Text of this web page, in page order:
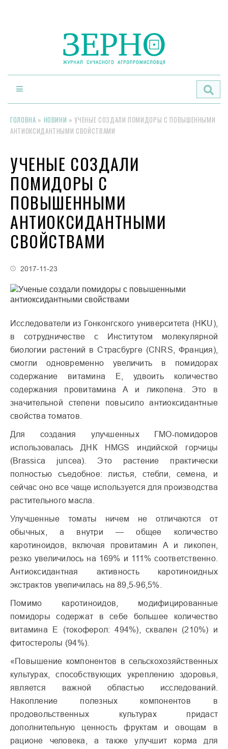
ГОЛОВНА » НОВИНИ » УЧЕНЫЕ СОЗДАЛИ ПОМИДОРЫ С ПОВЫШЕННЫМИ
АНТИОКСИДАНТНЫМИ СВОЙСТВАМИ
УЧЕНЫЕ СОЗДАЛИ
ПОМИДОРЫ С
ПОВЫШЕННЫМИ
АНТИОКСИДАНТНЫМИ
СВОЙСТВАМИ
2017-11-23
Исследователи из Гонконгского университета (HKU),
в сотрудничестве с Институтом молекулярной
биологии растений в Страсбурге (CNRS, Франция),
смогли одновременно увеличить в помидорах
содержание витамина Е, удвоить количество
содержания провитамина А и ликопена. Это в
значительной степени повысило антиоксидантные
свойства томатов.
Для создания улучшенных ГМО-помидоров
использовалась ДНК HMGS индийской горчицы
(Brassica juncea). Это растение практически
полностью съедобное: листья, стебли, семена, и
сейчас оно все чаще используется для производства
растительного масла.
Улучшенные томаты ничем не отличаются от
обычных, а внутри — общее количество
каротиноидов, включая провитамин А и ликопен,
резко увеличилось на 169% и 111% соответственно.
Антиоксидантная активность каротиноидных
экстрактов увеличилась на 89,5-96,5%.
Помимо каротиноидов, модифицированные
помидоры содержат в себе большее количество
витамина Е (токоферол: 494%), сквален (210%) и
фитостеролы (94%).
«Повышение компонентов в сельскохозяйственных
культурах, способствующих укреплению здоровья,
является важной областью исследований.
Накопление полезных компонентов в
продовольственных культурах придаст
дополнительную ценность фруктам и овощам в
рационе человека, а также улучшит корма для